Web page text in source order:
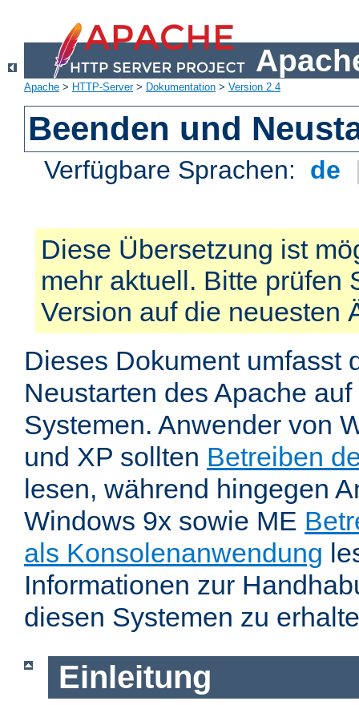
Apache > HTTP-Server> Dokumentation > Version 2.4
Beenden und
Verfügbare Sprachen: de
Diese Übersetzung ist
mehr aktuell. Bitte prüfen
Version auf die neuesten
Dieses Dokument umfasst
Neustarten des Apache
Systemen. Anwender von
und XP sollten Betreiben
lesen, während hingegen
Windows 9x sowie ME
als Konsolenanwendung
Informationen zur
diesen Systemen zu
Einleitung